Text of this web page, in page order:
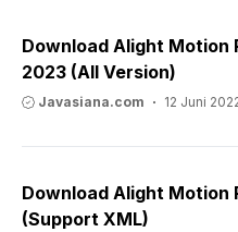
Download Alight Motion
2023 (All Version)
Javasiana.com 12 Juni
Download Alight Motion
(Support XML)